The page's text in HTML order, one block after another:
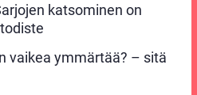
katsominen on
vaikea ymmärtää? – sitä